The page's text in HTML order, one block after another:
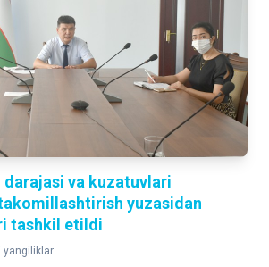
va kuzatuvlari
yuzasidan
tashkil etildi
yangiliklar